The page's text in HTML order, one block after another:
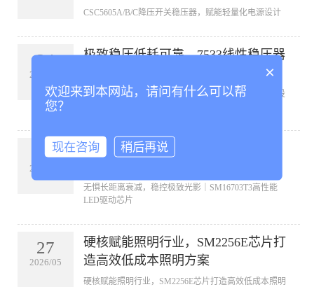
CSC5605A/B/C降压开关稳压器，赋能轻量化电源设计
24
2026/06
极致稳压低耗可靠，7533线性稳压器
极致稳压低耗可靠，7533线性稳压器赋能音视频通信设
09
2026/06
无惧长距离衰减，稳控极致光影｜
无惧长距离衰减，稳控极致光影｜SM16703T3高性能
LED驱动芯片
27
2026/05
硬核赋能照明行业，SM2256E芯片打
造高效低成本照明方案
硬核赋能照明行业，SM2256E芯片打造高效低成本照明
×
欢迎来到本网站，请问有什么可以帮
您？
现在咨询 稍后再说